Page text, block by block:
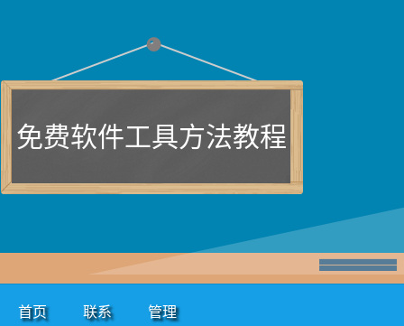
免费软件工具方法教程
首页 联系 管理